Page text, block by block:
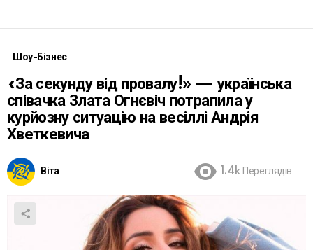
Шоу-Бізнес
«За секунду від провалу!» — українська
співачка Злата Огнєвіч потрапила у
курйозну ситуацію на весіллі Андрія
Хветкевича
Віта 1.4k Переглядів